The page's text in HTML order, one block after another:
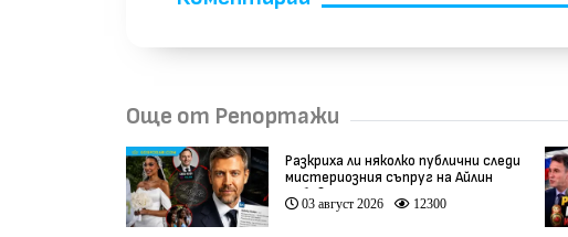
Още от Репортажи
Разкриха ли няколко публични следи
мистериозния съпруг на Айлин
Бобева?
03 август 2026 12300